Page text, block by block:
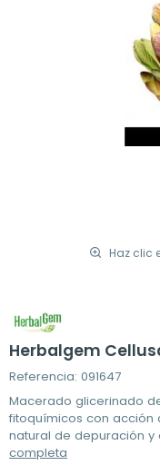
Haz clic
Herbalgem
Referencia: 091647
Mac­erado glicerinado
fitoquímicos con acción
natural de depuración y
completa